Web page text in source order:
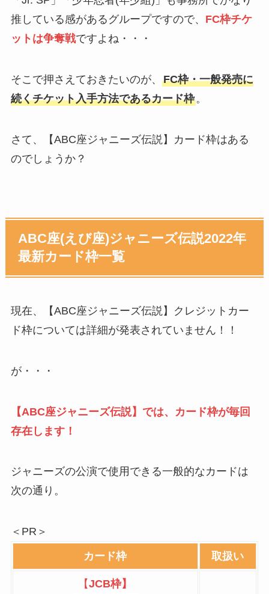
推している感があるグループですので、 FC枠チケ
ットは争奪戦ですよね・・・
そこで押さえておきたいのが、 FC枠・一般発売に
続くチケット入手方法であるカード枠。
さて、【ABC座ジャニーズ伝説】カード枠はある
のでしょうか？
ABC座(えび座)ジャニーズ伝説2022年
最新カード枠一覧
現在、【ABC座ジャニーズ伝説】クレジットカー
ド枠については詳細が発表されていません！！
が・・・
【ABC座ジャニーズ伝説】では、カード枠が毎回
存在します！
ジャニーズの公演で使用できる一般的なカードは
次の通り。
＜PR＞
カード枠 取扱い
【JCB枠】